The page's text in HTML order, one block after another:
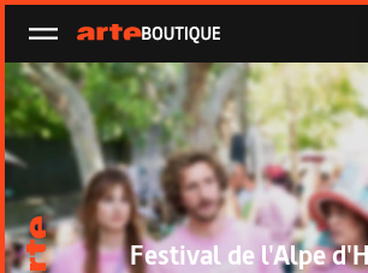
Ouvrir le menu
Festival de l'Alpe